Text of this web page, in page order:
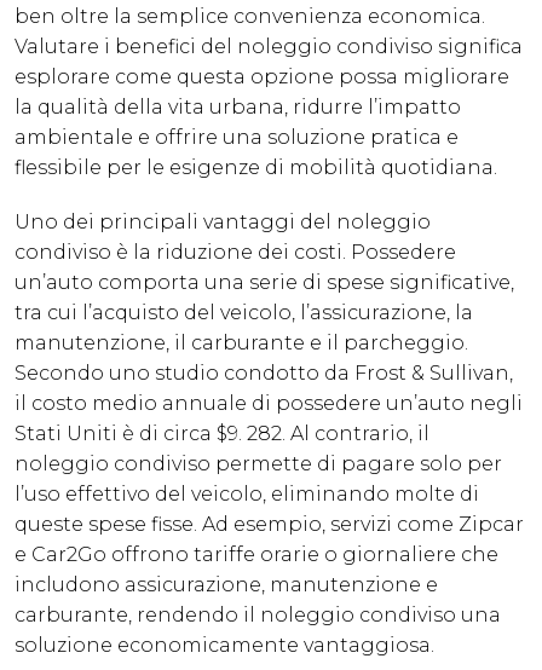
ben oltre la semplice convenienza economica.
Valutare i benefici del noleggio condiviso significa
esplorare come questa opzione possa migliorare
la qualità della vita urbana, ridurre l’impatto
ambientale e offrire una soluzione pratica e
flessibile per le esigenze di mobilità quotidiana.
Uno dei principali vantaggi del noleggio
condiviso è la riduzione dei costi. Possedere
un’auto comporta una serie di spese significative,
tra cui l’acquisto del veicolo, l’assicurazione, la
manutenzione, il carburante e il parcheggio.
Secondo uno studio condotto da Frost & Sullivan,
il costo medio annuale di possedere un’auto negli
Stati Uniti è di circa $9. 282. Al contrario, il
noleggio condiviso permette di pagare solo per
l’uso effettivo del veicolo, eliminando molte di
queste spese fisse. Ad esempio, servizi come Zipcar
e Car2Go offrono tariffe orarie o giornaliere che
includono assicurazione, manutenzione e
carburante, rendendo il noleggio condiviso una
soluzione economicamente vantaggiosa.